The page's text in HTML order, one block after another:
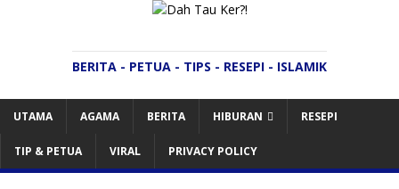
BERITA - PETUA - TIPS - RESEPI - ISLAMIK
UTAMA AGAMA BERITA HIBURAN RESEPI
TIP & PETUA VIRAL PRIVACY POLICY